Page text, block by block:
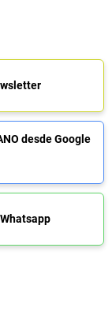
desde Google